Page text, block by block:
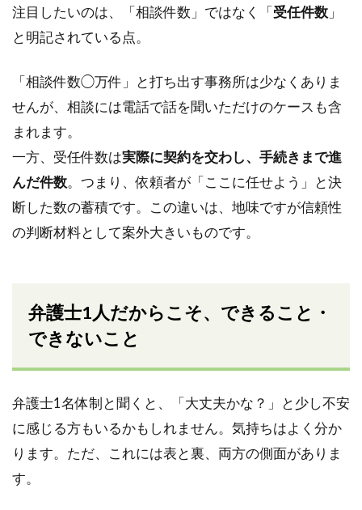
注目したいのは、「相談件数」ではなく「受任件数 」
と明記されている点。
「相談件数◯万件」と打ち出す事務所は少なくありま
せんが、相談には電話で話を聞いただけのケースも含
まれます。
一方、受任件数は実際に契約を交わし、手続きまで進
んだ件数。つまり、依頼者が「ここに任せよう」と決
断した数の蓄積です。この違いは、地味ですが信頼性
の判断材料として案外大きいものです。
弁護士1人だからこそ、できること・
できないこと
弁護士1名体制と聞くと、「大丈夫かな？」と少し不安
に感じる方もいるかもしれません。気持ちはよく分か
ります。ただ、これには表と裏、両方の側面がありま
す。